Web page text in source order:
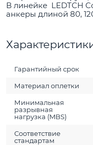
В линейке LEDTCH
анкеры длиной 80,
Гарантийный срок
Материал оплетки
Минимальная
разрывная
нагрузка (MBS)
Соответствие
стандартам